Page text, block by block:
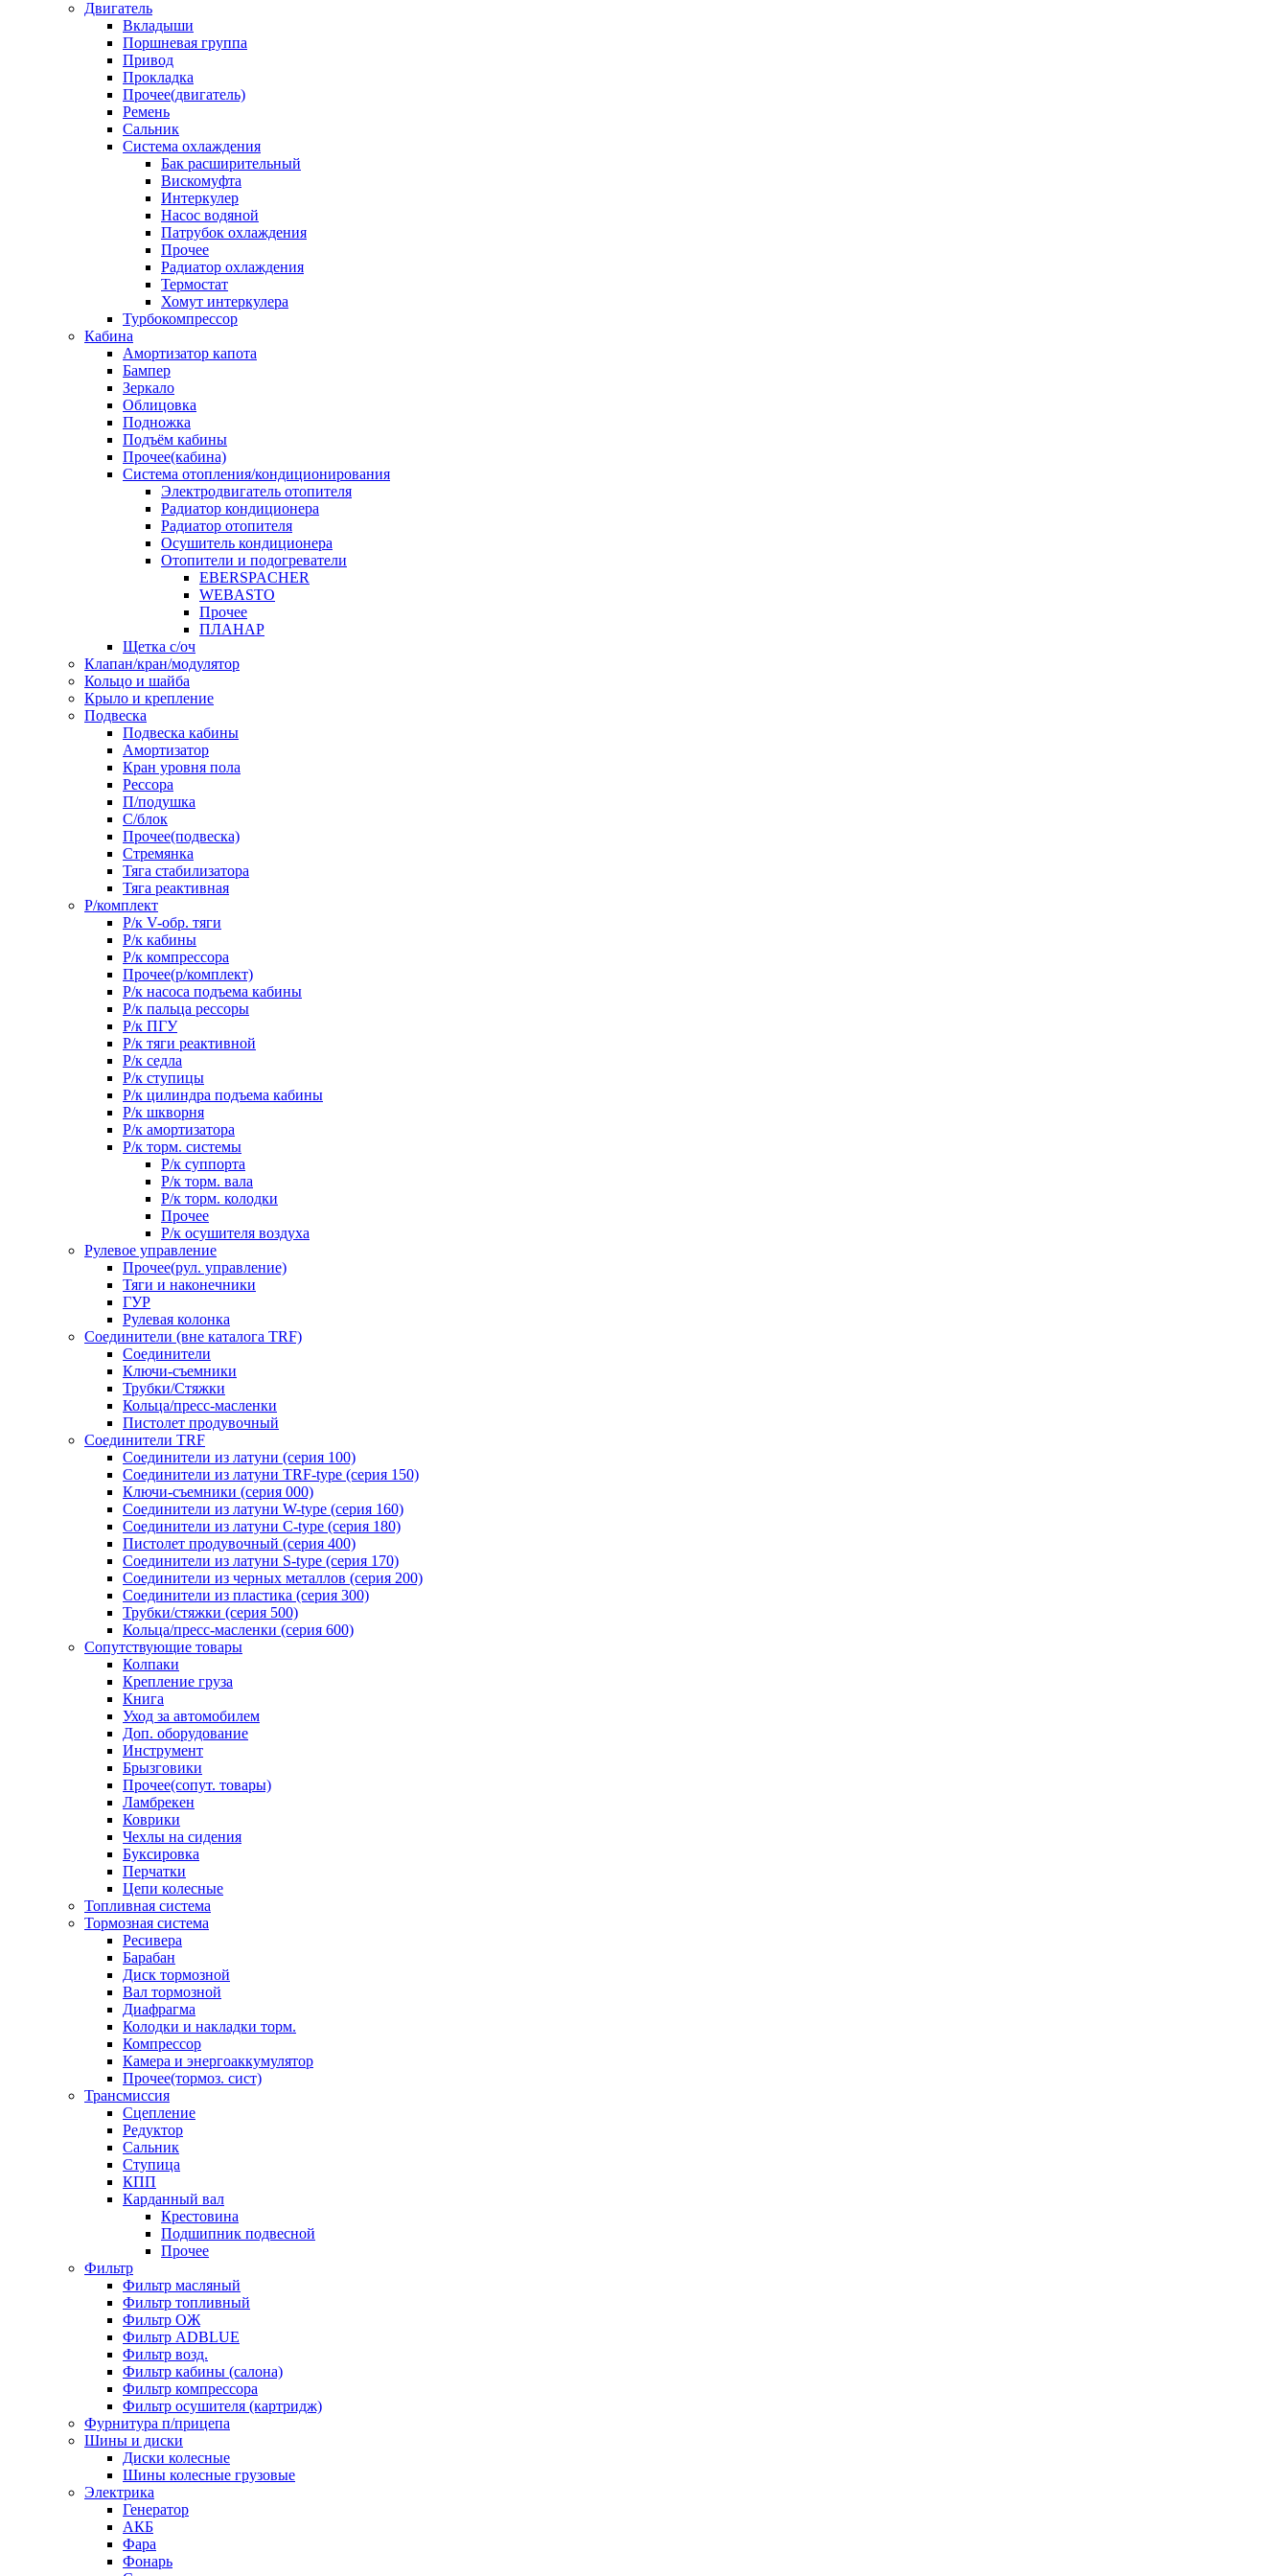
Двигатель
Вкладыши
Поршневая группа
Привод
Прокладка
Прочее(двигатель)
Ремень
Сальник
Система охлаждения
Бак расширительный
Вискомуфта
Интеркулер
Насос водяной
Патрубок охлаждения
Прочее
Радиатор охлаждения
Термостат
Хомут интеркулера
Турбокомпрессор
Кабина
Амортизатор капота
Бампер
Зеркало
Облицовка
Подножка
Подъём кабины
Прочее(кабина)
Система отопления/кондиционирования
Электродвигатель отопителя
Радиатор кондиционера
Радиатор отопителя
Осушитель кондиционера
Отопители и подогреватели
EBERSPACHER
WEBASTO
Прочее
ПЛАНАР
Щетка с/оч
Клапан/кран/модулятор
Кольцо и шайба
Крыло и крепление
Подвеска
Подвеска кабины
Амортизатор
Кран уровня пола
Рессора
П/подушка
С/блок
Прочее(подвеска)
Стремянка
Тяга стабилизатора
Тяга реактивная
Р/комплект
Р/к V-обр. тяги
Р/к кабины
Р/к компрессора
Прочее(р/комплект)
Р/к насоса подъема кабины
Р/к пальца рессоры
Р/к ПГУ
Р/к тяги реактивной
Р/к седла
Р/к ступицы
Р/к цилиндра подъема кабины
Р/к шкворня
Р/к амортизатора
Р/к торм. системы
Р/к суппорта
Р/к торм. вала
Р/к торм. колодки
Прочее
Р/к осушителя воздуха
Рулевое управление
Прочее(рул. управление)
Тяги и наконечники
ГУР
Рулевая колонка
Соединители (вне каталога TRF)
Соединители
Ключи-cъемники
Трубки/Стяжки
Кольца/пресс-масленки
Пистолет продувочный
Соединители TRF
Соединители из латуни (серия 100)
Соединители из латуни TRF-type (серия 150)
Ключи-съемники (серия 000)
Соединители из латуни W-type (серия 160)
Соединители из латуни С-type (серия 180)
Пистолет продувочный (серия 400)
Соединители из латуни S-type (серия 170)
Соединители из черных металлов (серия 200)
Соединители из пластика (серия 300)
Трубки/стяжки (серия 500)
Кольца/пресс-масленки (серия 600)
Сопутствующие товары
Колпаки
Крепление груза
Книга
Уход за автомобилем
Доп. оборудование
Инструмент
Брызговики
Прочее(сопут. товары)
Ламбрекен
Коврики
Чехлы на сидения
Буксировка
Перчатки
Цепи колесные
Топливная система
Тормозная система
Ресивера
Барабан
Диск тормозной
Вал тормозной
Диафрагма
Колодки и накладки торм.
Компрессор
Камера и энергоаккумулятор
Прочее(тормоз. сист)
Трансмиссия
Сцепление
Редуктор
Сальник
Ступица
КПП
Карданный вал
Крестовина
Подшипник подвесной
Прочее
Фильтр
Фильтр масляный
Фильтр топливный
Фильтр ОЖ
Фильтр ADBLUE
Фильтр возд.
Фильтр кабины (салона)
Фильтр компрессора
Фильтр осушителя (картридж)
Фурнитура п/прицепа
Шины и диски
Диски колесные
Шины колесные грузовые
Электрика
Генератор
АКБ
Фара
Фонарь